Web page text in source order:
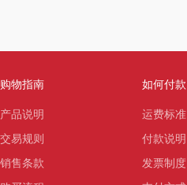
购物指南
产品说明
交易规则
销售条款
如何付款
运费标准
付款说明
发票制度